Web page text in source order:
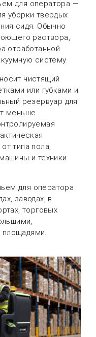
для оператора —
уборки твердых
сидя. Обычно
раствора,
отработанной
систему.
чистящий
или губками и
резервуар для
меньше
типа пола,
и техники
для оператора
заводах, в
торговых